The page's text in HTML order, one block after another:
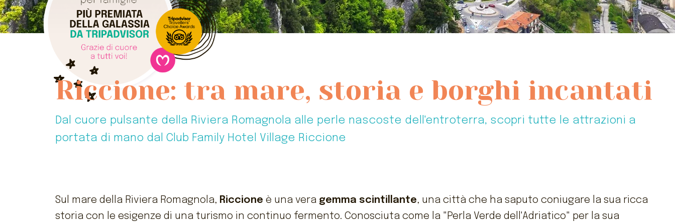
Riccione: tra mare, storia e borghi incantati
Dal cuore pulsante della Riviera Romagnola alle perle nascoste dell'entroterra, scopri tutte le attrazioni a
portata di mano dal Club Family Hotel Village Riccione
Sul mare della Riviera Romagnola, Riccione è una vera gemma scintillante, una città che ha saputo coniugare la sua ricca
storia con le esigenze di una turismo in continuo fermento. Conosciuta come la "Perla Verde dell'Adriatico" per la sua